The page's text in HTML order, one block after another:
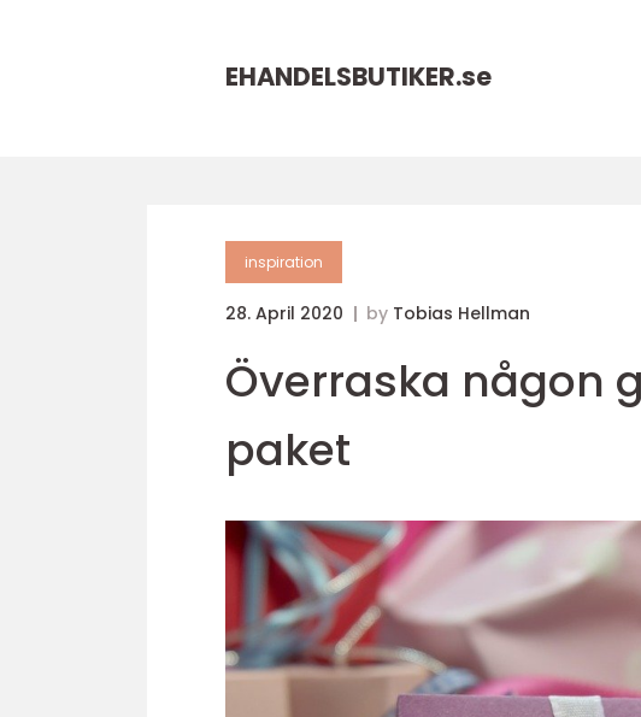
EHANDELSBUTIKER.se
inspiration
28. April 2020 by Tobias Hellman
Överraska någon
paket